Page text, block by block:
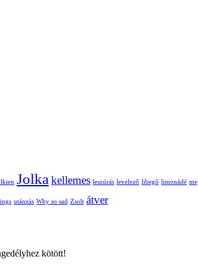
Jolka kellemes leszúrás levelező libegő limonádé
utánzás Why so sad Zsolt átver
kötött!